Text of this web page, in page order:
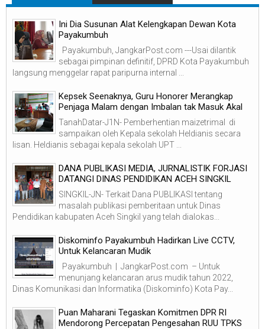
Ini Dia Susunan Alat Kelengkapan Dewan Kota
Payakumbuh
Payakumbuh, JangkarPost.com ---Usai dilantik
sebagai pimpinan definitif, DPRD Kota Payakumbuh
langsung menggelar rapat paripurna internal ...
Kepsek Seenaknya, Guru Honorer Merangkap
Penjaga Malam dengan Imbalan tak Masuk Akal
TanahDatar-J1N- Pemberhentian maizetrimal di
sampaikan oleh Kepala sekolah Heldianis secara
lisan. Heldianis sebagai kepala sekolah UPT ...
DANA PUBLIKASI MEDIA, JURNALISTIK FORJASI
DATANGI DINAS PENDIDIKAN ACEH SINGKIL
SINGKIL-JN- Terkait Dana PUBLIKASI tentang
masalah publikasi pemberitaan untuk Dinas
Pendidikan kabupaten Aceh Singkil yang telah dialokas...
Diskominfo Payakumbuh Hadirkan Live CCTV,
Untuk Kelancaran Mudik
Payakumbuh | JangkarPost.com – Untuk
menunjang kelancaran arus mudik tahun 2022,
Dinas Komunikasi dan Informatika (Diskominfo) Kota Pay...
Puan Maharani Tegaskan Komitmen DPR RI
Mendorong Percepatan Pengesahan RUU TPKS